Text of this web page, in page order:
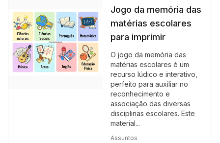
Jogo da memória das
matérias escolares
para imprimir
O jogo da memória das
matérias escolares é um
recurso lúdico e interativo,
perfeito para auxiliar no
reconhecimento e
associação das diversas
disciplinas escolares. Este
material...
Assuntos